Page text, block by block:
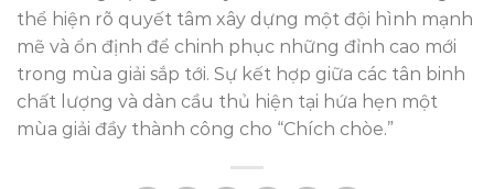
thể hiện rõ quyết tâm xây dựng một đội hình mạnh
mẽ và ổn định để chinh phục những đỉnh cao mới
trong mùa giải sắp tới. Sự kết hợp giữa các tân binh
chất lượng và dàn cầu thủ hiện tại hứa hẹn một
mùa giải đầy thành công cho “Chích chòe.”